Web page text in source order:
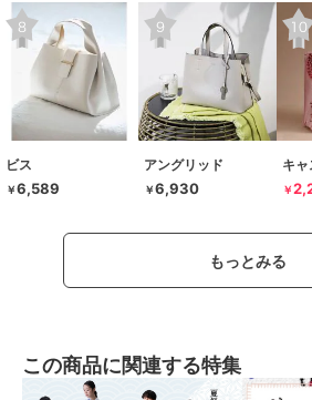
ビス
￥6,589
アングリッド
￥6,930
キ
￥
もっとみる
この商品に関連する特集